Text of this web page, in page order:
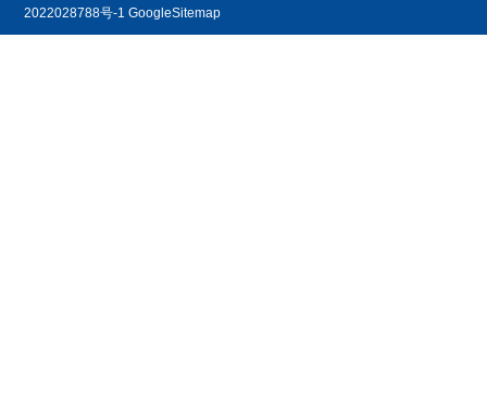
2022028788号-1 GoogleSitemap